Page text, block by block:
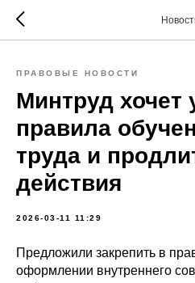
ПРАВОВЫЕ НОВОСТИ
Минтруд хочет
правила
труда и
действия
2026-03-11 11:29
Предложили закрепить в
оформлении внутреннего